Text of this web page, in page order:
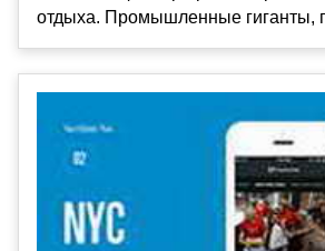
отдыха. Промышленные гиганты,